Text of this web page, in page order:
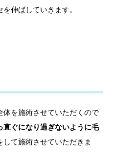
伸ばしていきます。
を施術させていただくので
直ぐになり過ぎないように毛
して施術させていただきま